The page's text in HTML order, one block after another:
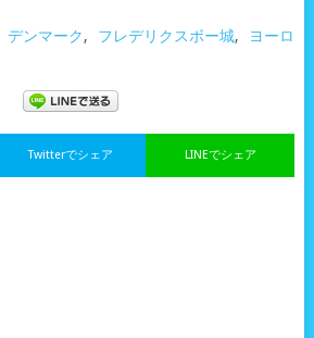
デンマーク, フレデリクスボー城,
ヨーロ
LINEでシェア
Twitterでシェア